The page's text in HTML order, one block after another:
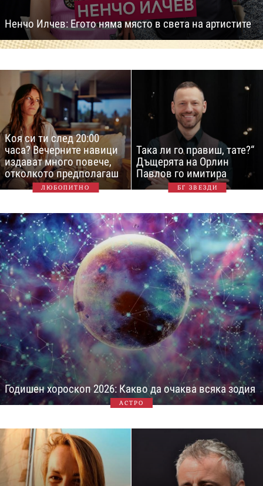
Ненчо Илчев: Егото няма място в света на артистите
Коя си ти след 20:00
часа? Вечерните навици
издават много повече,
отколкото предполагаш
ЛЮБОПИТНО
Така ли го правиш, тате?“
Дъщерята на Орлин
Павлов го имитира
БГ ЗВЕЗДИ
Годишен хороскоп 2026: Какво да очаква всяка зодия
АСТРО